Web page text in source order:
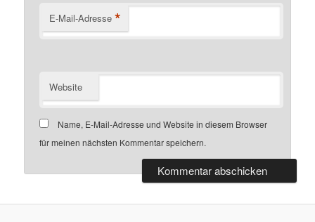
E-Mail-Adresse *
Website
Name, E-Mail-Adresse und Website in diesem Browser
für meinen nächsten Kommentar speichern.